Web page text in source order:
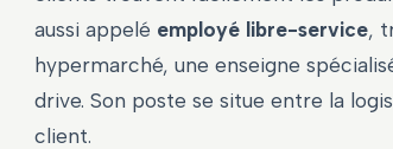
aussi appelé employé libre-service,
hypermarché, une enseigne
drive. Son poste se situe entre la
client.